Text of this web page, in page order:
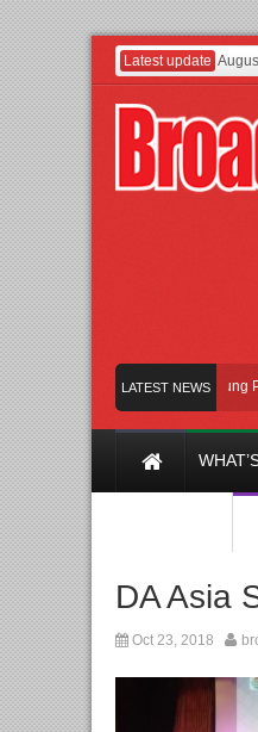
Latest update
LATEST NEWS
UI dan Universitas Agung
DA Asia
Oct 23, 2018